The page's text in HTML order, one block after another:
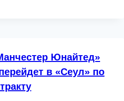
Юнайтед»
в «Сеул» по